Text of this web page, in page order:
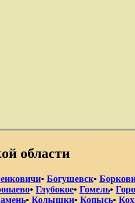
области
• Богушевск•
• Глубокое• Гомель•
• Колышки• Копысь•